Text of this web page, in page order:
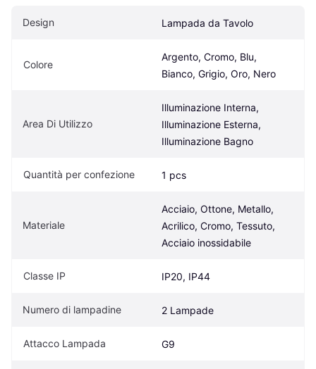
Design Lampada da Tavolo
Colore
Argento, Cromo, Blu,
Bianco, Grigio, Oro, Nero
Area Di Utilizzo
Illuminazione Interna,
Illuminazione Esterna,
Illuminazione Bagno
Quantità per confezione 1 pcs
Materiale
Acciaio, Ottone, Metallo,
Acrilico, Cromo, Tessuto,
Acciaio inossidabile
Classe IP IP20, IP44
Numero di lampadine 2 Lampade
Attacco Lampada G9